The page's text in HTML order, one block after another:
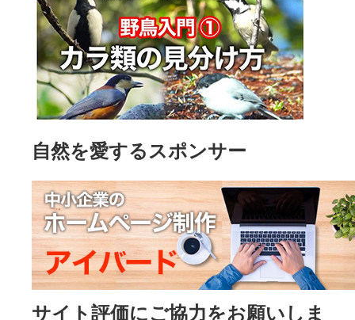
自然を愛するスポンサー
サイト評価にご協力をお願いしま